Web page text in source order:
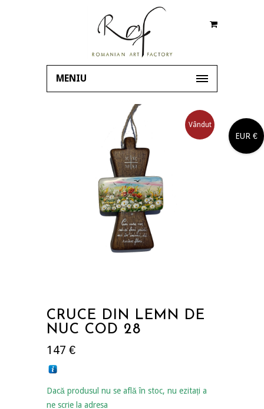
MENIU
Vândut
CRUCE DIN LEMN DE
NUC COD 28
147 €
Dacă produsul nu se află în stoc, nu ezitați a
ne scrie la adresa
EUR €